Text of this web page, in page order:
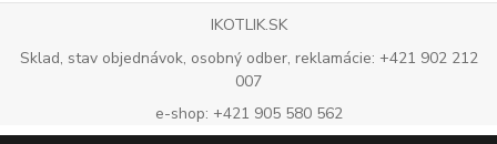
IKOTLIK.SK
Sklad, stav objednávok, osobný odber, reklamácie: +421 902 212
007
e-shop: +421 905 580 562